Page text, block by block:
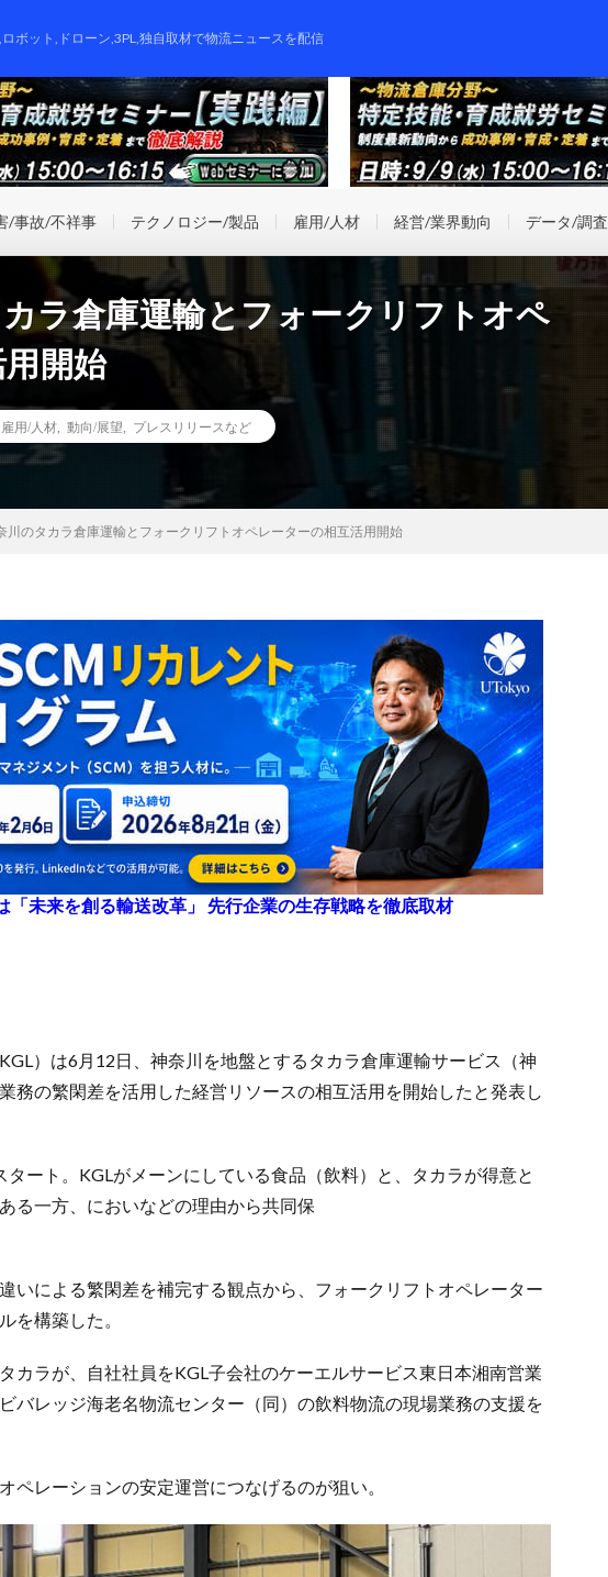
ボット,ドローン,3PL,独自取材で物流ニュースを配信
/事故/不祥事 テクノロジー/製品 雇用/人材 経営/業界動向 データ/調査
ラ倉庫運輸とフォークリフトオペ
開始
雇用/人材 動向/展望 プレスリリースなど
川のタカラ倉庫運輸とフォークリフトオペレーターの相互活用開始
「未来を創る輸送改革」 先行企業の生存戦略を徹底取材
）は6月12日、神奈川を地盤とするタカラ倉庫運輸サービス（神
務の繁閑差を活用した経営リソースの相互活用を開始したと発表し
ート。KGLがメーンにしている食品（飲料）と、タカラが得意と
る一方、においなどの理由から共同保
いによる繁閑差を補完する観点から、フォークリフトオペレーター
を構築した。
カラが、自社社員をKGL子会社のケーエルサービス東日本湘南営業
バレッジ海老名物流センター（同）の飲料物流の現場業務の支援を
ペレーションの安定運営につなげるのが狙い。